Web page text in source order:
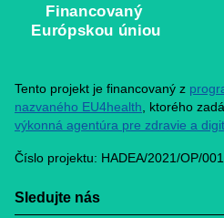
Financovaný
Európskou úniou
Tento projekt je financovaný z
nazvaného EU4health , ktorého
výkonná agentúra pre zdravie a
Číslo projektu: HADEA/2021/OP/
Sledujte nás